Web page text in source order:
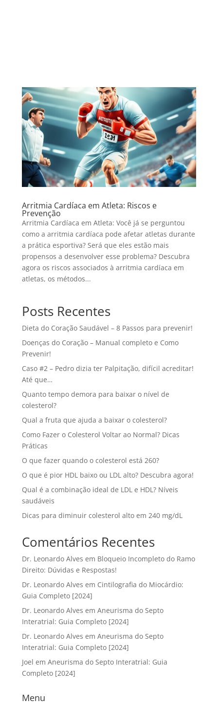
Arritmia Cardíaca em Atleta: Riscos e
Prevenção
Arritmia Cardíaca em Atleta: Você já se perguntou
como a arritmia cardíaca pode afetar atletas durante
a prática esportiva? Será que eles estão mais
propensos a desenvolver esse problema? Descubra
agora os riscos associados à arritmia cardíaca em
atletas, os métodos...
Posts Recentes
Dieta do Coração Saudável – 8 Passos para prevenir!
Doenças do Coração – Manual completo e Como
Prevenir!
Caso #2 – Pedro dizia ter Palpitação, difícil acreditar!
Até que…
Quanto tempo demora para baixar o nível de
colesterol?
Qual a fruta que ajuda a baixar o colesterol?
Como Fazer o Colesterol Voltar ao Normal? Dicas
Práticas
O que fazer quando o colesterol está 260?
O que é pior HDL baixo ou LDL alto? Descubra agora!
Qual é a combinação ideal de LDL e HDL? Níveis
saudáveis
Dicas para diminuir colesterol alto em 240 mg/dL
Comentários Recentes
Dr. Leonardo Alves em Bloqueio Incompleto do Ramo
Direito: Dúvidas e Respostas!
Dr. Leonardo Alves em Cintilografia do Miocárdio:
Guia Completo [2024]
Dr. Leonardo Alves em Aneurisma do Septo
Interatrial: Guia Completo [2024]
Dr. Leonardo Alves em Aneurisma do Septo
Interatrial: Guia Completo [2024]
Joel em Aneurisma do Septo Interatrial: Guia
Completo [2024]
Menu